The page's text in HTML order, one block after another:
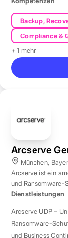
Backup,
Compliance &
+ 1 mehr
Arcserve
München,
Arcserve ist ein
und Ransomware-
Dienstleistungen
Arcserve UDP –
Ransomware-
und Business